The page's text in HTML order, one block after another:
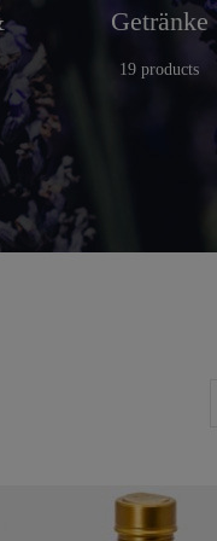
Getränke
19 products